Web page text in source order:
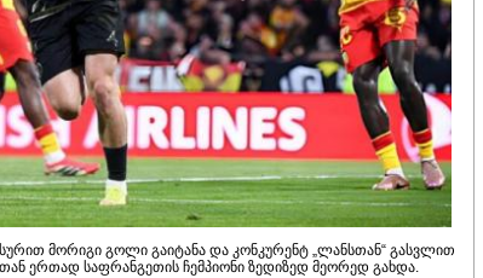
მორიგი გოლი გაიტანა და კონკურენტ „ლანსთან“ გასვლით
ერთად საფრანგეთის ჩემპიონი ზედიზედ მეორედ გახდა.